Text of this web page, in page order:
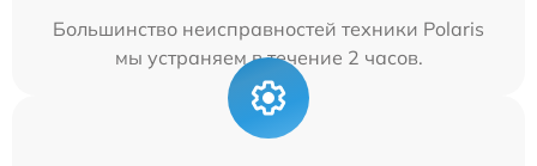
Большинство неисправностей техники Polaris
мы устраняем в течение 2 часов.